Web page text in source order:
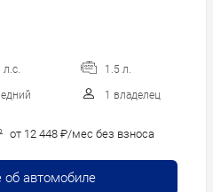
л.с. 1.5 л.
1 владелец
от 12 448 ₽/мес без взноса
об автомобиле